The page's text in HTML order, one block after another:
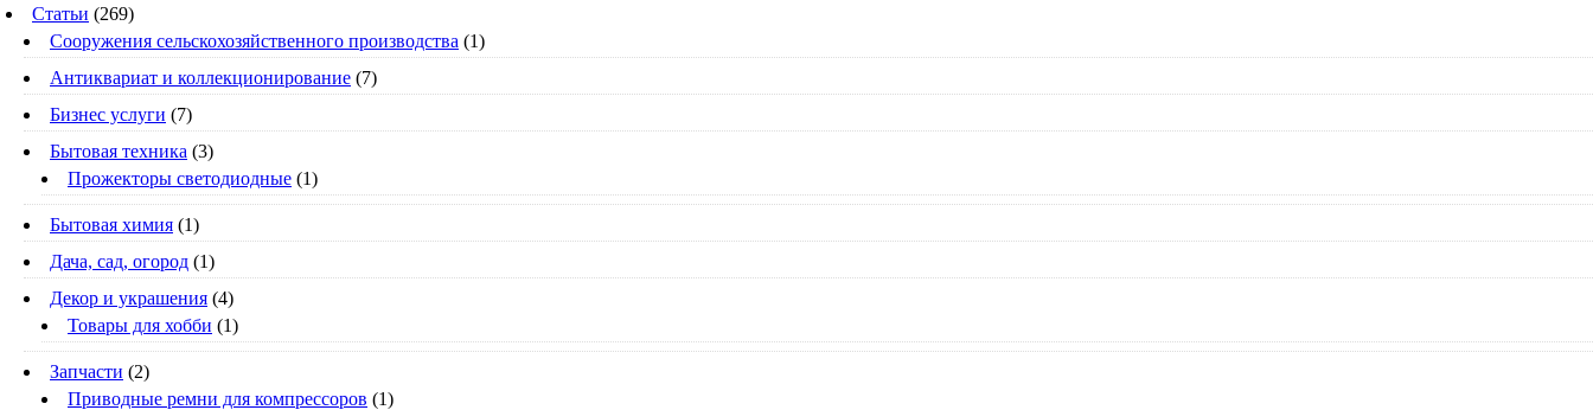
Статьи (269)
Cооружения сельскохозяйственного производства (1)
Антиквариат и коллекционирование (7)
Бизнес услуги (7)
Бытовая техника (3)
Прожекторы светодиодные (1)
Бытовая химия (1)
Дача, сад, огород (1)
Декор и украшения (4)
Товары для хобби (1)
Запчасти (2)
Приводные ремни для компрессоров (1)